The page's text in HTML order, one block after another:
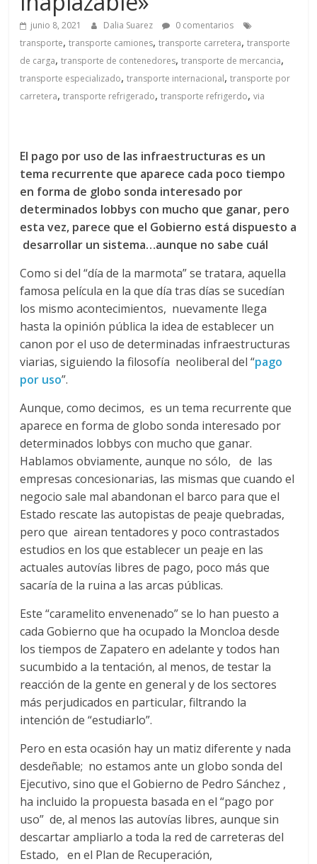
a
q
u
n
a
–
T
r
a
n
s
p
o
r
t
e
d
e
E
q
u
junio 8, 2021 Dalia Suarez
0 comentarios
transporte,transporte camiones,transporte carretera,transporte
de carga,transporte de contenedores,transporte de mercancia,
transporte especializado,transporte internacional,transporte por
carretera,transporte refrigerado,transporte refrigerdo,via
El pago por uso de las infraestructuras es un
tema recurrente que aparece cada poco tiempo
en forma de globo sonda interesado por
determinados lobbys con mucho que ganar, pero
esta vez, parece que el Gobierno está dispuesto a
desarrollar un sistema…aunque no sabe cuál
Como si del “día de la marmota” se tratara, aquella
famosa película en la que día tras días se sucedían
los mismo acontecimientos, nuevamente llega
hasta la opinión pública la idea de establecer un
canon por el uso de determinadas infraestructuras
viarias, siguiendo la filosofía neoliberal del “pago
por uso”.
Aunque, como decimos, es un tema recurrente que
aparece en forma de globo sonda interesado por
determinados lobbys con mucho que ganar.
Hablamos obviamente, aunque no sólo, de las
empresas concesionarias, las mismas que cuando el
negocio sale mal abandonan el barco para que el
Estado rescate las autopistas de peaje quebradas,
pero que airean tentadores y poco contrastados
estudios en los que establecer un peaje en las
actuales autovías libres de pago, poco más que
sacaría de la ruina a las arcas públicas.
Este “caramelito envenenado” se lo han puesto a
cada Gobierno que ha ocupado la Moncloa desde
los tiempos de Zapatero en adelante y todos han
sucumbido a la tentación, al menos, de testar la
reacción de la gente en general y de los sectores
más perjudicados en particular, filtrando la
intención de “estudiarlo”.
Pero en esta ocasión hay un matiz diferente y nada
desdeñable; no estamos ante un globo sonda del
Ejecutivo, sino que el Gobierno de Pedro Sánchez ,
ha incluido la propuesta basada en el “pago por
uso” de, al menos las autovías libres, aunque sin
descartar ampliarlo a toda la red de carreteras del
Estado, en el Plan de Recuperación,